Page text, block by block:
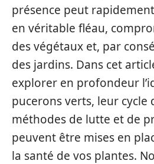
présence peut
en véritable fléau,
des végétaux et, par
des jardins. Dans cet
explorer en profondeur
pucerons verts, leur cycle
méthodes de lutte et de
peuvent être mises en
la santé de vos plantes.